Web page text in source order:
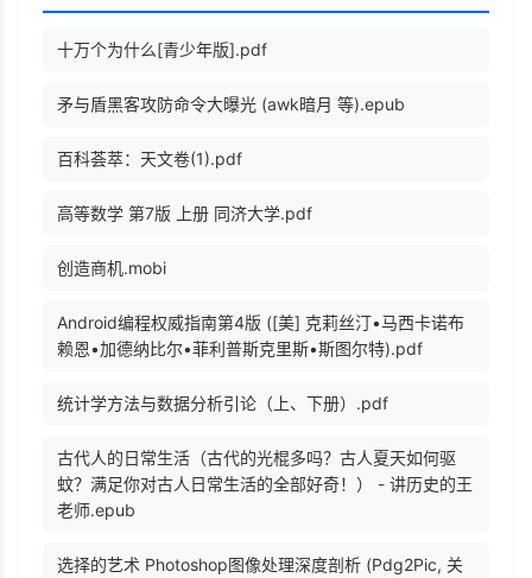
十万个为什么[青少年版].pdf
矛与盾黑客攻防命令大曝光 (awk暗月 等).epub
百科荟萃：天文卷(1).pdf
高等数学 第7版 上册 同济大学.pdf
创造商机.mobi
Android编程权威指南第4版 ([美] 克莉丝汀•马西卡诺布
赖恩•加德纳比尔•菲利普斯克里斯•斯图尔特).pdf
统计学方法与数据分析引论（上、下册）.pdf
古代人的日常生活（古代的光棍多吗？古人夏天如何驱
蚊？满足你对古人日常生活的全部好奇！） - 讲历史的王
老师.epub
选择的艺术 Photoshop图像处理深度剖析 (Pdg2Pic, 关